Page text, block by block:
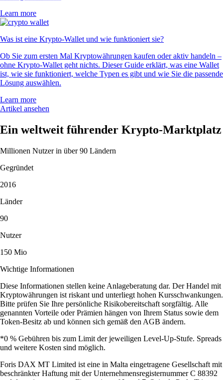
Learn more
Was ist eine Krypto-Wallet und wie funktioniert sie?
Ob Sie zum ersten Mal Kryptowährungen kaufen oder aktiv handeln –
ohne Krypto-Wallet geht nichts. Dieser Guide erklärt, was eine Wallet
ist, wie sie funktioniert, welche Typen es gibt und wie Sie die passende
Lösung auswählen.
Learn more
Artikel ansehen
Ein weltweit führender Krypto-Marktplatz
Millionen Nutzer in über 90 Ländern
Gegründet
2016
Länder
90
Nutzer
150 Mio
Wichtige Informationen
Diese Informationen stellen keine Anlageberatung dar. Der Handel mit
Kryptowährungen ist riskant und unterliegt hohen Kursschwankungen.
Bitte prüfen Sie Ihre persönliche Risikobereitschaft sorgfältig. Alle
genannten Vorteile oder Prämien hängen von Ihrem Status sowie dem
Token-Besitz ab und können sich gemäß den AGB ändern.
*0 % Gebühren bis zum Limit der jeweiligen Level-Up-Stufe. Spreads
und weitere Kosten sind möglich.
Foris DAX MT Limited ist eine in Malta eingetragene Gesellschaft mit
beschränkter Haftung mit der Unternehmensregisternummer C 88392